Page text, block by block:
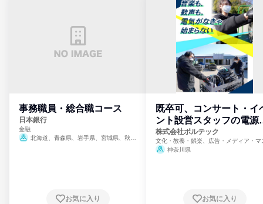
事務職員・総合職コース
日本銀行
金融
北海道、青森県、岩手県、宮城県、秋田
崎県、熊本県、大分県、宮崎県、鹿児島県、
お気に入り
既卒可、コンサート・イ
ント設営スタッフの電源
門
株式会社ボルテック
文化・教養・娯楽、広告・メディア・マ
ミ、電力・ガス・水道・エネルギー
神奈川県
お気に入り